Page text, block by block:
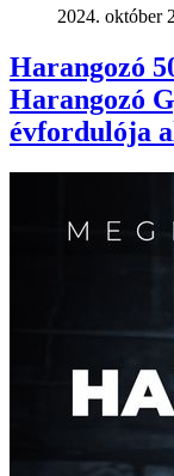
2024. október
Harangozó
Harangozó
évfordulója